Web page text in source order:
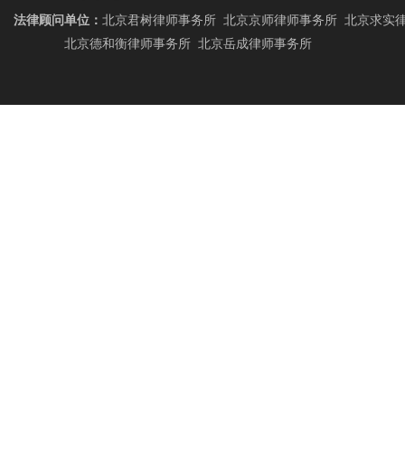
法律顾问单位： 北京君树律师事务所 北京京师律师事务所 北京求实
北京德和衡律师事务所 北京岳成律师事务所